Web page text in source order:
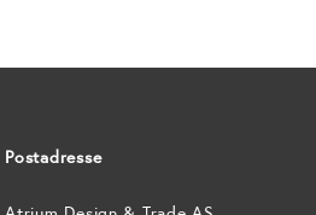
Postadresse